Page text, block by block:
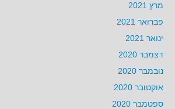
מרץ 2021
פברואר 2021
ינואר 2021
דצמבר 2020
נובמבר 2020
אוקטובר 2020
ספטמבר 2020